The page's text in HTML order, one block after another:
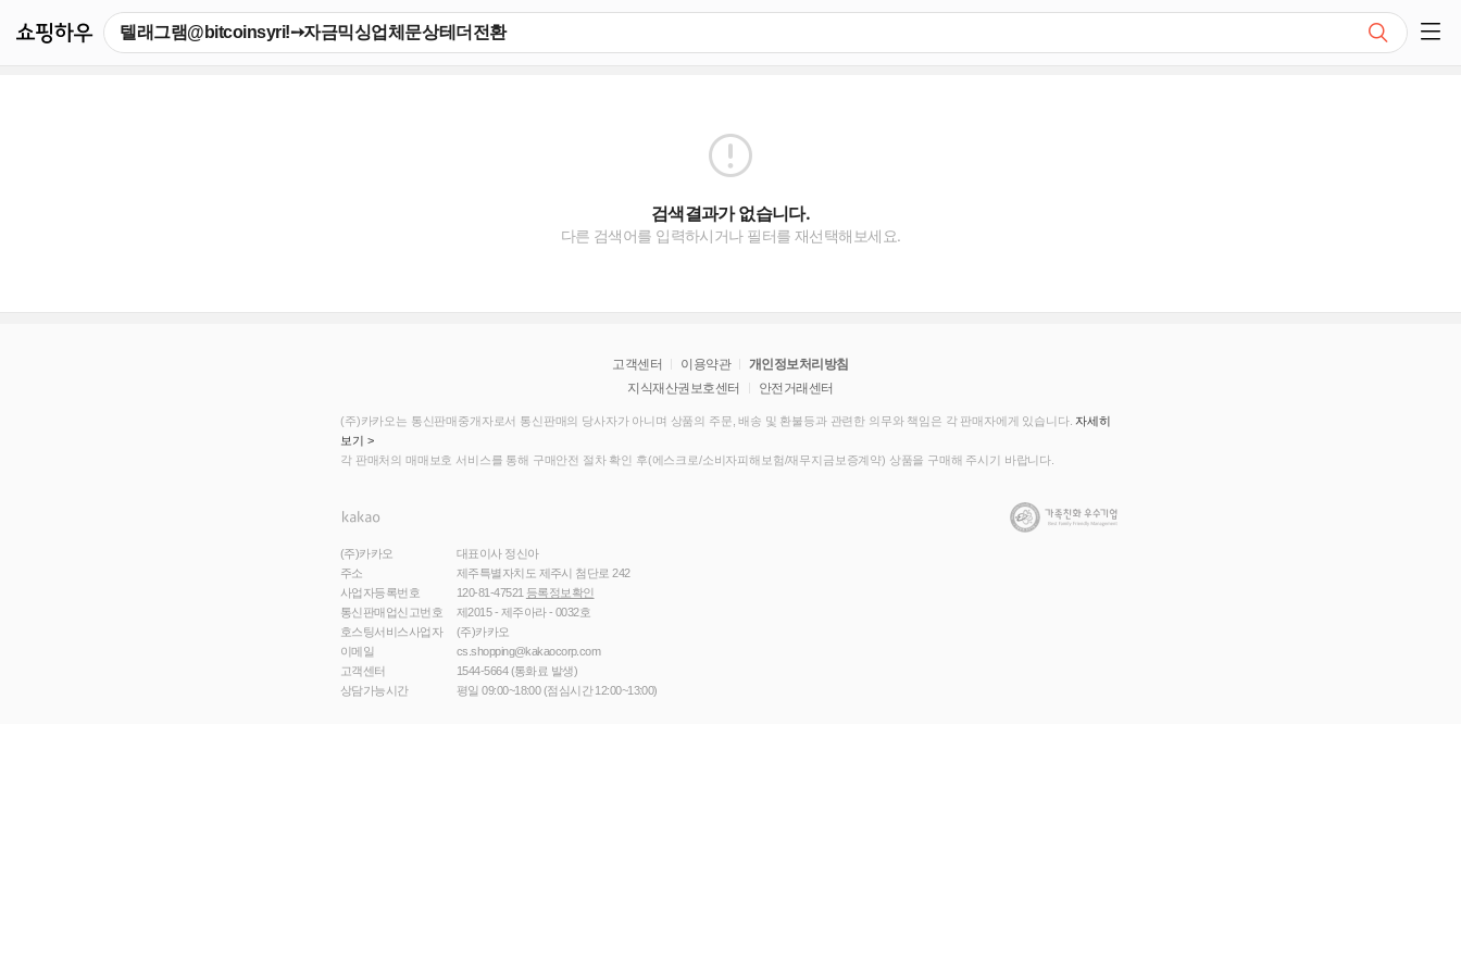
검색결과가 없습니다.
다른 검색어를 입력하시거나 필터를 재선택해보세요.
고객센터 이용약관
개인정보처리방침
지식재산권보호센터
안전거래센터
(주)카카오는 통신판매중개자로서 통신판매의 당사자가 아니며 상품의 주문, 배송 및 환불등과 관련한 의무와 책임은 각 판매자에게 있습니다. 자세히
보기 >
각 판매처의 매매보호 서비스를 통해 구매안전 절차 확인 후(에스크로/소비자피해보험/재무지금보증계약) 상품을 구매해 주시기 바랍니다.
(주)카카오
대표이사 정신아
주소
제주특별자치도 제주시 첨단로 242
사업자등록번호
120-81-47521 등록정보확인
통신판매업신고번호
제2015 - 제주아라 - 0032호
호스팅서비스사업자
(주)카카오
이메일
cs.shopping@kakaocorp.com
고객센터
1544-5664(통화료 발생)
상담가능시간
평일 09:00~18:00 (점심시간 12:00~13:00)